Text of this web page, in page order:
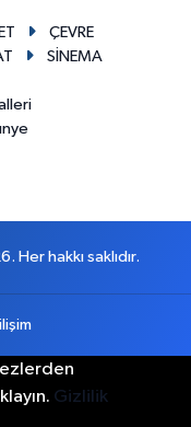
ÇEVRE
SİNEMA
hakkı saklıdır.
Gizlilik